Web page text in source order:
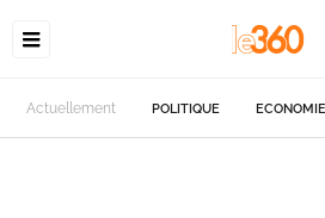
Actuellement POLITIQUE ECONOMIE